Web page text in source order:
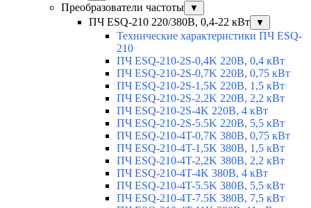
Преобразователи частоты ▼
ПЧ ESQ-210 220/380В, 0,4-22 кВт ▼
Технические характеристики ПЧ ESQ-
210
ПЧ ESQ-210-2S-0,4K 220В, 0,4 кВт
ПЧ ESQ-210-2S-0,7K 220В, 0,75 кВт
ПЧ ESQ-210-2S-1,5K 220В, 1,5 кВт
ПЧ ESQ-210-2S-2,2K 220В, 2,2 кВт
ПЧ ESQ-210-2S-4K 220В, 4 кВт
ПЧ ESQ-210-2S-5.5K 220В, 5,5 кВт
ПЧ ESQ-210-4T-0,7K 380В, 0,75 кВт
ПЧ ESQ-210-4T-1,5K 380В, 1,5 кВт
ПЧ ESQ-210-4T-2,2K 380В, 2,2 кВт
ПЧ ESQ-210-4T-4K 380В, 4 кВт
ПЧ ESQ-210-4T-5.5K 380В, 5,5 кВт
ПЧ ESQ-210-4T-7.5K 380В, 7,5 кВт